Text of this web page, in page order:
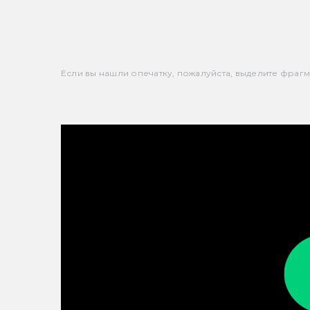
Если вы нашли опечатку, пожалуйста, выделите